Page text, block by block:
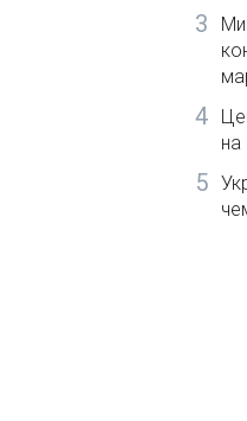
3
4
на
5